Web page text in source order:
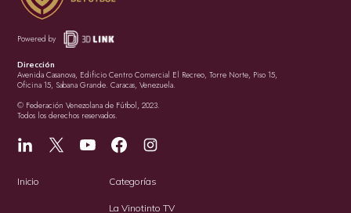
Powered by
Dirección
Avenida Casanova, Edificio Centro Comercial El Recreo, Torre Norte, Piso 15,
Oficina 15, Sabana Grande. Caracas, Venezuela.
© Federación Venezolana de Fútbol, 2023.
Todos los derechos reservados.
Inicio Categorías
La Vinotinto TV